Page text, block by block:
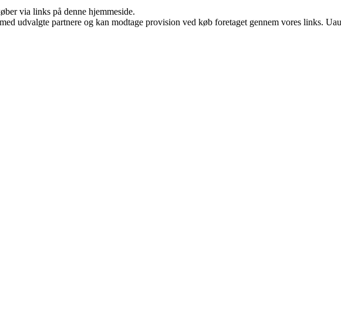
via links på denne hjemmeside.
udvalgte partnere og kan modtage provision ved køb foretaget gennem vores links.